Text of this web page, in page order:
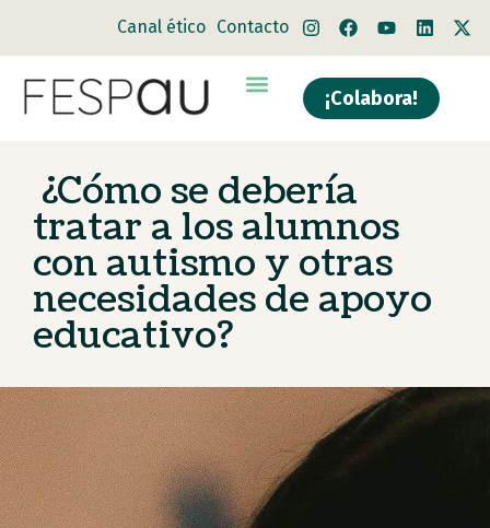
Canal ético Contacto
¡Colabora!
¿Cómo se debería
tratar a los alumnos
con autismo y otras
necesidades de apoyo
educativo?